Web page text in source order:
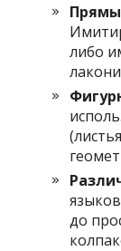
либо
до